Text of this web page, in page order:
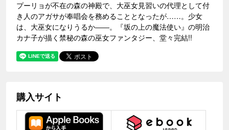
プーリョが不在の森の神殿で、大巫女見習いの代理として付
き人のアガサが奉唱会を務めることとなったが……。少女
は、大巫女になりうるか――。『坂の上の魔法使い』の明治
カナ子が描く禁秘の森の巫女ファンタジー、堂々完結!!
購入サイト